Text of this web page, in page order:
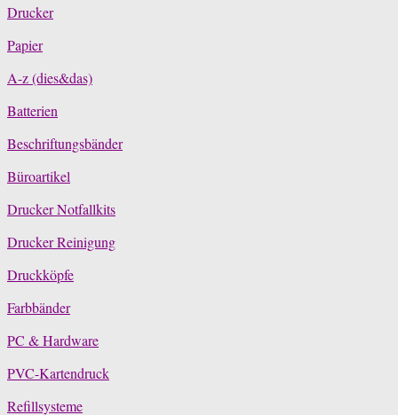
Drucker
Papier
A-z (dies&das)
Batterien
Beschriftungsbänder
Büroartikel
Drucker Notfallkits
Drucker Reinigung
Druckköpfe
Farbbänder
PC & Hardware
PVC-Kartendruck
Refillsysteme